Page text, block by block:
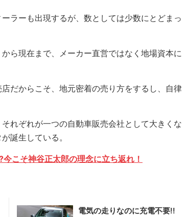
ラーも出現するが、数としては少数にとどまっ
ら現在まで、メーカー直営ではなく地場資本に
だからこそ、地元密着の売り方をするし、自律
れぞれが一つの自動車販売会社として大きくな
誕生している。
こそ神谷正太郎の理念に立ち返れ！
電気の走りなのに充電不要!!